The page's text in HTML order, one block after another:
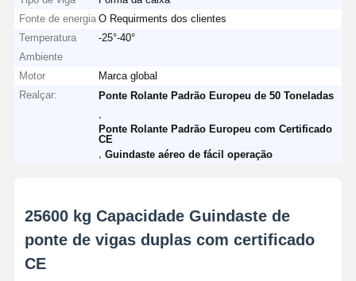
Garras
Guindaste
Motor de engrenagem e freio
Acessórios para guindastes
Fonte de energia O Requirments dos clientes
Temperatura
Ambiente
-25°-40°
Motor
Marca global
Realçar:
Ponte Rolante Padrão Europeu de 50 Toneladas
Ponte Rolante Padrão Europeu com Certificado
CE
,Guindaste aéreo de fácil operação
25600 kg Capacidade Guindaste de
ponte de vigas duplas com certificado
CE